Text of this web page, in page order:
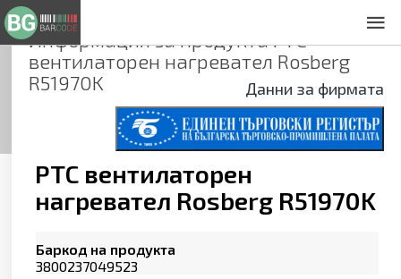
Информация за продуктаPTC
вентилаторен нагревател Rosberg
R51970K
Данни за фирмата
PTC вентилаторен
нагревател Rosberg R51970K
Баркод на продукта
3800237049523
Общи условия
Декларация за проверителност
Заснемане на продукти
Контакти